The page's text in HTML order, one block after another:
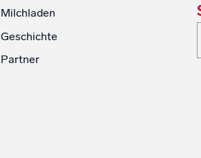
Milchladen
Geschichte
Partner